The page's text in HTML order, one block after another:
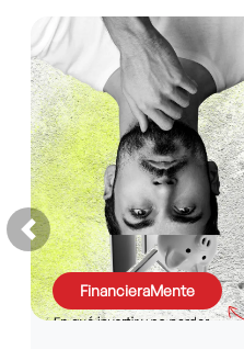
FinancieraMente